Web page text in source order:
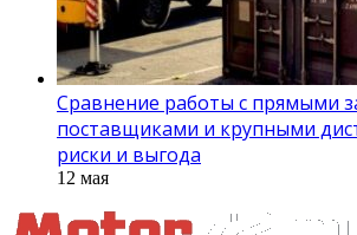
Сравнение работы с прямыми
поставщиками и крупными
риски и выгода
12 мая